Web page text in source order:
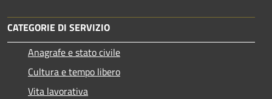
CATEGORIE DI SERVIZIO
Anagrafe e stato civile
Cultura e tempo libero
Vita lavorativa